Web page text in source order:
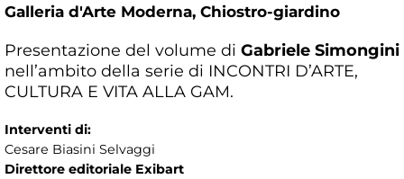
Galleria d'Arte Moderna, Chiostro-giardino
Presentazione del volume di Gabriele Simongini
nell’ambito della serie di INCONTRI D’ARTE,
CULTURA E VITA ALLA GAM.
Interventi di:
Cesare Biasini Selvaggi
Direttore editoriale Exibart